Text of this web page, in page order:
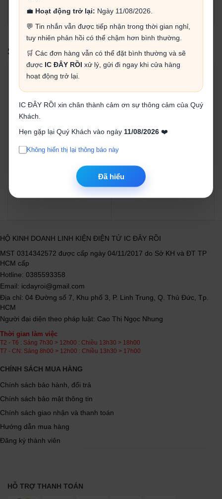
💼 Hoạt động trở lại: Ngày 11/08/2026.
💬 Tin nhắn vẫn được tiếp nhận trong thời gian nghỉ,
tuy nhiên phản hồi có thể chậm hơn bình thường.
🛒 Các đơn hàng vẫn có thể đặt bình thường và sẽ
được IC ĐÂY RỒI xử lý, gửi đi ngay khi cửa hàng
hoạt động trở lại.
IC ĐÂY RỒI xin chân thành cảm ơn sự thông cảm của Quý
Khách.
Hẹn gặp lại Quý Khách vào ngày 11/08/2026❤️
Không hiển thị lại thông báo này
Đã hiểu
- Lực kéo tối đa: 3KG
SẢN PHẨM LIÊN QUAN
Động cơ coreless 716
25.000₫
Mua ngay
Động cơ hộp số vuông
12V40RPM
HỘ KINH DOANH LINH KIỆN ĐIỆN TỬ IC ĐÂY RỒI
MST 0314342572 được cấp ngày 04/11/2017 do Sở KH và ĐT TP
HCM cấp
Hotline: 0385593358
Email: icdayroi@gmail.com
Địa chỉ: 04 Đường số 7, Khu phố 3, P. Linh Trung, Q. Thủ Đức, Tp.
HCM
Người đại diện theo pháp luật: Cao Thị Ngọc Nhung
Thời gian làm việc
T2 - T6 : Sáng 7h30 > 12h00 : Chiều 13h30 > 18h00
T7 - CN: Sáng 8h00 > 12h00 : Chiều 13h30 > 17h00
CHÍNH SÁCH MUA HÀNG
Chính sách bảo hành, đổi trả
Chính sách bảo mật thông tin
Chính sách giao nhận và thanh toán
Hướng dẫn mua hàng
Đăng ký thành viên
HỖ TRỢ THANH TOÁN